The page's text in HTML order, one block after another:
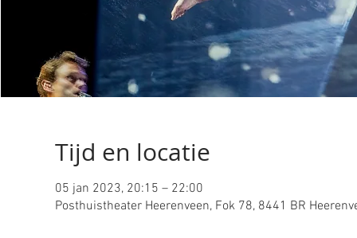
Tijd en locatie
05 jan 2023, 20:15 – 22:00
Posthuistheater Heerenveen, Fok 78, 8441 BR